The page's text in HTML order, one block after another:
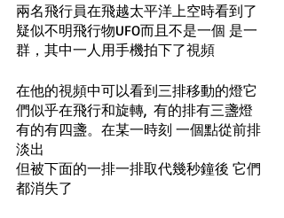
兩名飛行員在飛越太平洋上空時看到了
疑似不明飛行物UFO而且不是一個 是一
群，其中一人用手機拍下了視頻
在他的視頻中可以看到三排移動的燈它
們似乎在飛行和旋轉,  有的排有三盞燈
有的有四盞。在某一時刻 一個點從前排
淡出
但被下面的一排一排取代幾秒鐘後 它們
都消失了